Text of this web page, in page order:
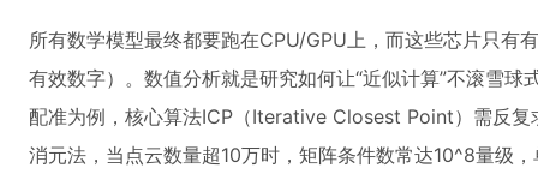
所有数学模型最终都要跑在CPU/GPU上，而这些芯片只有
有效数字）。数值分析就是研究如何让“近似计算”不滚雪
配准为例，核心算法ICP（Iterative Closest Point）需反
消元法，当点云数量超10万时，矩阵条件数常达10^8量级